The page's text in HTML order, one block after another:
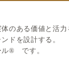
のある価値と活
ドを設計する。
ル® です。